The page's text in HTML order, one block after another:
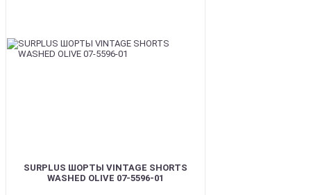
SURPLUS ШОРТЫ VINTAGE SHORTS
WASHED OLIVE 07-5596-01